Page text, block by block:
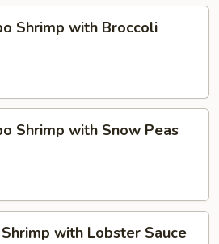
Shrimp with Broccoli
Shrimp with Snow Peas
with Lobster Sauce